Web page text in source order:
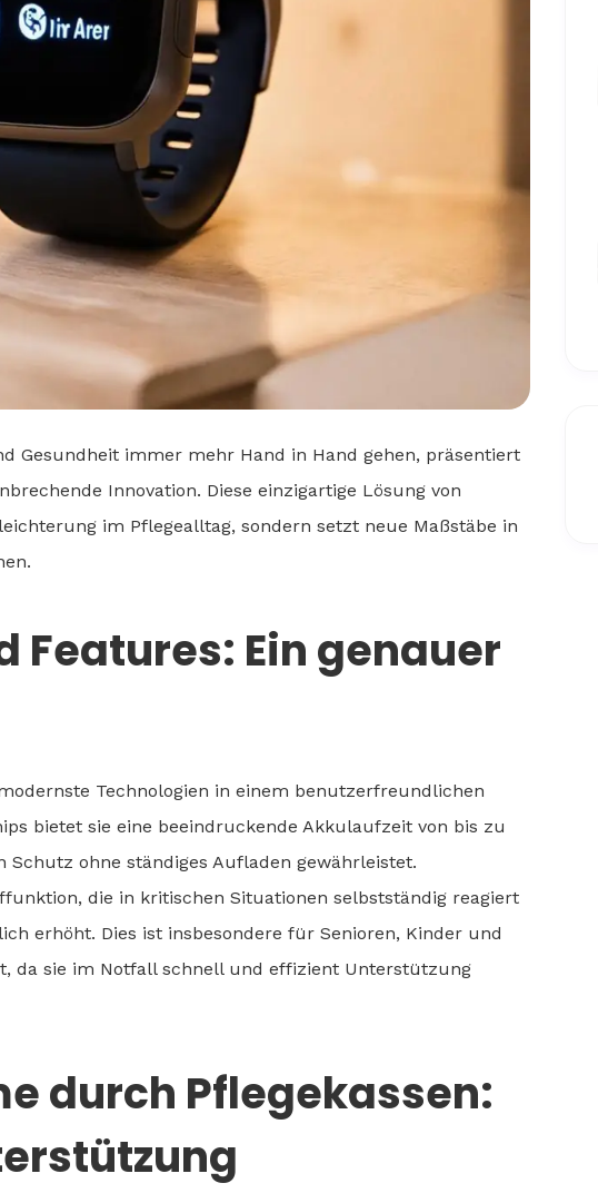
Gesundheit immer mehr Hand in Hand gehen, präsentiert
Innovation. Diese einzigartige Lösung von
im Pflegealltag, sondern setzt neue Maßstäbe in
Features: Ein genauer
Technologien in einem benutzerfreundlichen
bietet sie eine beeindruckende Akkulaufzeit von bis zu
ohne ständiges Aufladen gewährleistet.
die in kritischen Situationen selbstständig reagiert
erhöht. Dies ist insbesondere für Senioren, Kinder und
da sie im Notfall schnell und effizient Unterstützung
durch Pflegekassen: